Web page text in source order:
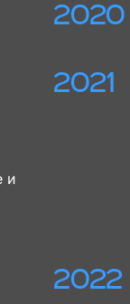
и
2020
2021
2022